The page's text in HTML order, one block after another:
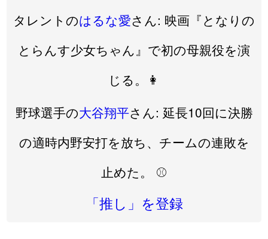
タレントのはるな愛さん: 映画『となりの
とらんす少女ちゃん』で初の母親役を演
じる。👩
野球選手の大谷翔平さん: 延長10回に決勝
の適時内野安打を放ち、チームの連敗を
止めた。 ⚾
「推し」を登録